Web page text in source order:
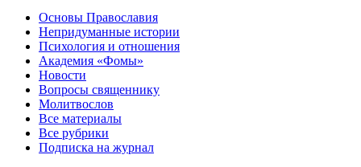
Основы Православия
Непридуманные истории
Психология и отношения
Академия «Фомы»
Новости
Вопросы священнику
Молитвослов
Все материалы
Все рубрики
Подписка на журнал